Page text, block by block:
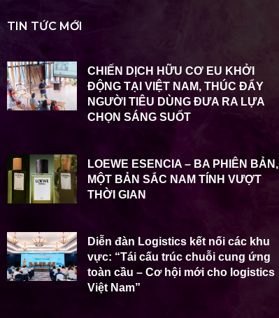
TIN TỨC MỚI
CHIẾN DỊCH HỮU CƠ EU KHỞI
ĐỘNG TẠI VIỆT NAM, THÚC ĐẨY
NGƯỜI TIÊU DÙNG ĐƯA RA LỰA
CHỌN SÁNG SUỐT
LOEWE ESENCIA – BA PHIÊN BẢN,
MỘT BẢN SẮC NAM TÍNH VƯỢT
THỜI GIAN
Diễn đàn Logistics kết nối các khu
vực: “Tái cấu trúc chuỗi cung ứng
toàn cầu – Cơ hội mới cho logistics
Việt Nam”